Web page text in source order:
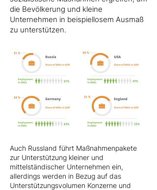
die Bevölkerung und kleine
Unternehmen in beispiellosem Ausmaß
zu unterstützen.
Auch Russland führt Maßnahmenpakete
zur Unterstützung kleiner und
mittelständischer Unternehmen ein,
allerdings werden in Bezug auf das
Unterstützungsvolumen Konzerne und